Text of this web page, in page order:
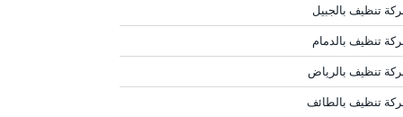
تنظيف بالجبيل
تنظيف بالدمام
تنظيف بالرياض
تنظيف بالطائف